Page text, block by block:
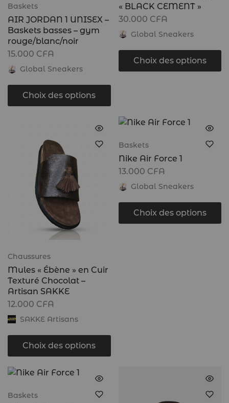
Baskets
AIR JORDAN 1 UNISEX –
Baskets basses – gym
rouge/blanc/noir
15.000 CFA
Global Sneakers
Choix des options
« BLACK CEMENT »
30.000 CFA
Global Sneakers
Choix des options
Chaussures
Mules « Ébène » en Cuir
Texturé Chocolat –
Artisan SAKKE
12.000 CFA
SAKKE Artisans
Choix des options
Baskets
Nike Air Force 1
13.000 CFA
Global Sneakers
Choix des options
Baskets